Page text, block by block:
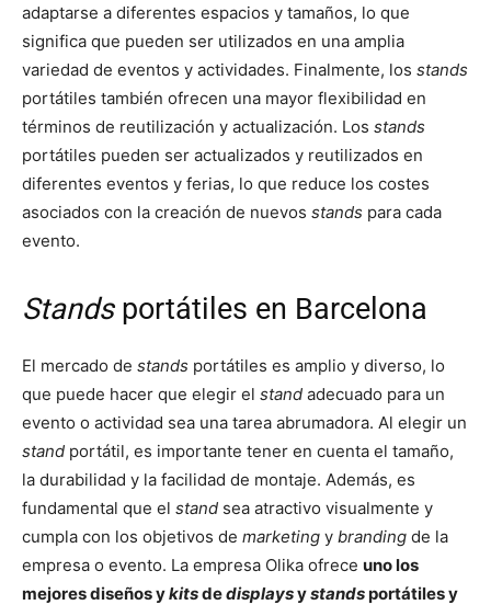
adaptarse a diferentes espacios y tamaños, lo que
significa que pueden ser utilizados en una amplia
variedad de eventos y actividades. Finalmente, los stands
portátiles también ofrecen una mayor flexibilidad en
términos de reutilización y actualización. Los stands
portátiles pueden ser actualizados y reutilizados en
diferentes eventos y ferias, lo que reduce los costes
asociados con la creación de nuevos stands para cada
evento.
Standsportátiles en Barcelona
El mercado de stands portátiles es amplio y diverso, lo
que puede hacer que elegir el stand adecuado para un
evento o actividad sea una tarea abrumadora. Al elegir un
stand portátil, es importante tener en cuenta el tamaño,
la durabilidad y la facilidad de montaje. Además, es
fundamental que el stand sea atractivo visualmente y
cumpla con los objetivos de marketing y branding de la
empresa o evento. La empresa Olika ofrece uno los
mejores diseños ykitsdedisplaysystandsportátiles y